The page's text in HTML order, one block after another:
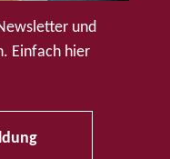
und
Einfach hier